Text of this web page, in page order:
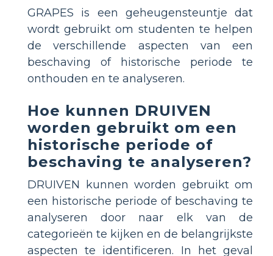
GRAPES is een geheugensteuntje dat
wordt gebruikt om studenten te helpen
de verschillende aspecten van een
beschaving of historische periode te
onthouden en te analyseren.
Hoe kunnen DRUIVEN
worden gebruikt om een
historische periode of
beschaving te analyseren?
DRUIVEN kunnen worden gebruikt om
een historische periode of beschaving te
analyseren door naar elk van de
categorieën te kijken en de belangrijkste
aspecten te identificeren. In het geval